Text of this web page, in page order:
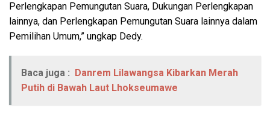
Perlengkapan Pemungutan Suara, Dukungan Perlengkapan
lainnya, dan Perlengkapan Pemungutan Suara lainnya dalam
Pemilihan Umum,” ungkap Dedy.
Baca juga :
Danrem Lilawangsa Kibarkan Merah
Putih di Bawah Laut Lhokseumawe